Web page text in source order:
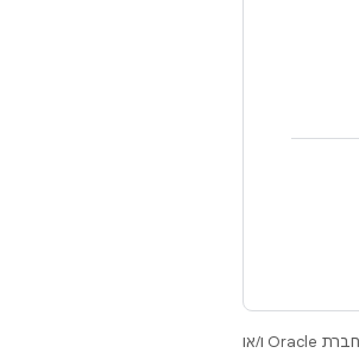
.‏ Java ו-OpenJDK הם סימנים מסחריים או סימנים מסחריים רשומים של חברת Oracle ו/או